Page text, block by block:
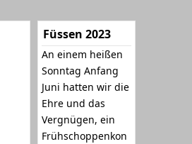
Füssen 2023
An einem heißen
Sonntag Anfang
Juni hatten wir die
Ehre und das
Vergnügen, ein
Frühschoppenkon